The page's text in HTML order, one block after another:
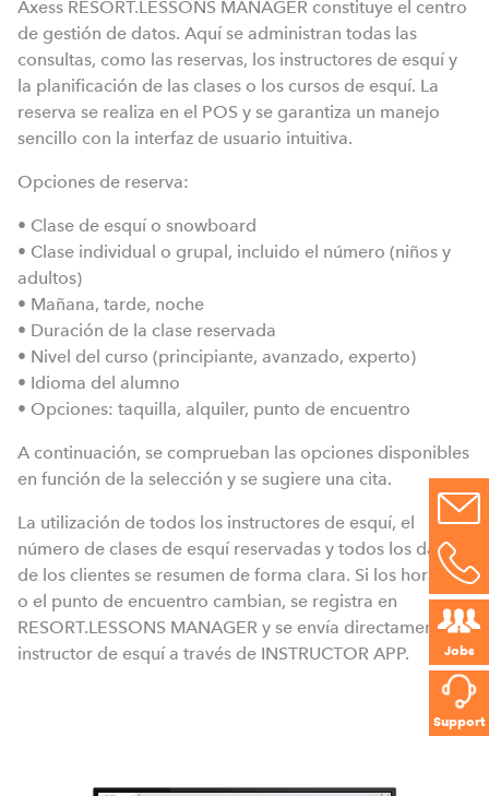
Jobs
Support
Axess RESORT.LESSONS MANAGER constituye el centro
de gestión de datos. Aquí se administran todas las
consultas, como las reservas, los instructores de esquí y
la planificación de las clases o los cursos de esquí. La
reserva se realiza en el POS y se garantiza un manejo
sencillo con la interfaz de usuario intuitiva.
Opciones de reserva:
• Clase de esquí o snowboard
• Clase individual o grupal, incluido el número (niños y
adultos)
• Mañana, tarde, noche
• Duración de la clase reservada
• Nivel del curso (principiante, avanzado, experto)
• Idioma del alumno
• Opciones: taquilla, alquiler, punto de encuentro
A continuación, se comprueban las opciones disponibles
en función de la selección y se sugiere una cita.
La utilización de todos los instructores de esquí, el
número de clases de esquí reservadas y todos los datos
de los clientes se resumen de forma clara. Si los horarios
o el punto de encuentro cambian, se registra en
RESORT.LESSONS MANAGER y se envía directamente al
instructor de esquí a través de INSTRUCTOR APP.